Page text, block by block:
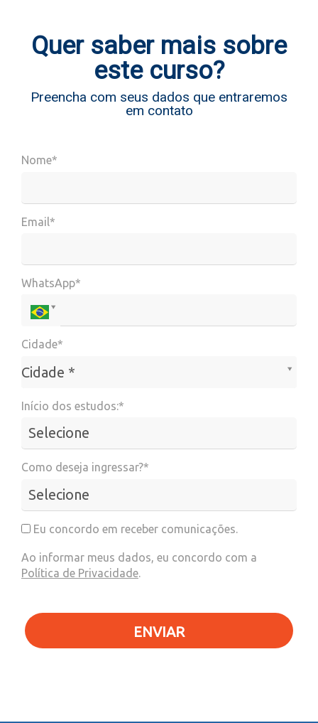
Quer saber mais sobre
este curso?
Preencha com seus dados que entraremos
em contato
Nome*
Email*
WhatsApp*
Cidade*
Cidade *
Cidade*
Início dos estudos:*
Como deseja ingressar?*
Eu concordo em receber comunicações.
Ao informar meus dados, eu concordo com a
Política de Privacidade.
ENVIAR